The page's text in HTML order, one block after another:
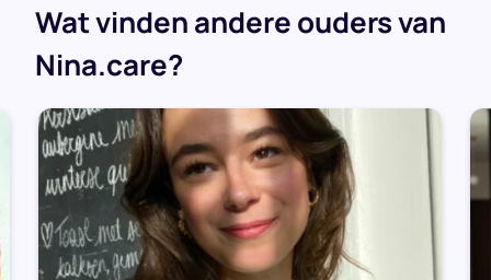
Wat vinden andere ouders van
Nina.care?